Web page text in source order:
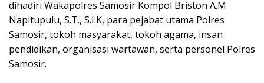
dihadiri Wakapolres Samosir Kompol Briston A.M
Napitupulu, S.T., S.I.K, para pejabat utama Polres
Samosir, tokoh masyarakat, tokoh agama, insan
pendidikan, organisasi wartawan, serta personel Polres
Samosir.